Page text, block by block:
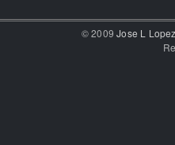
© 2009Jose L